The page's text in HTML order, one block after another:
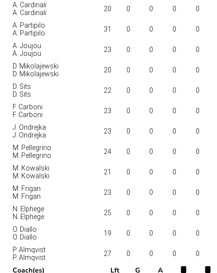
A. Cardinali
A. Cardinali
20 0 0 0 0
A. Partipilo
A. Partipilo
31 0 0 0 0
A. Joujou
A. Joujou
23 0 0 0 0
D. Mikolajewski
D. Mikolajewski
20 0 0 0 0
D. Sits
D. Sits
22 0 0 0 0
F. Carboni
F. Carboni
23 0 0 0 0
J. Ondrejka
J. Ondrejka
23 0 0 0 0
M. Pellegrino
M. Pellegrino
24 0 0 0 0
M. Kowalski
M. Kowalski
21 0 0 0 0
M. Frigan
M. Frigan
23 0 0 0 0
N. Elphege
N. Elphege
25 0 0 0 0
O. Diallo
O. Diallo
19 0 0 0 0
P. Almqvist
P. Almqvist
27 0 0 0 0
Coach(es) Lft G A